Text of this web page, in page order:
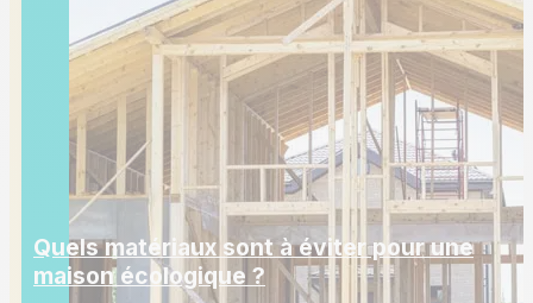
Quels matériaux sont à éviter pour une
maison écologique ?